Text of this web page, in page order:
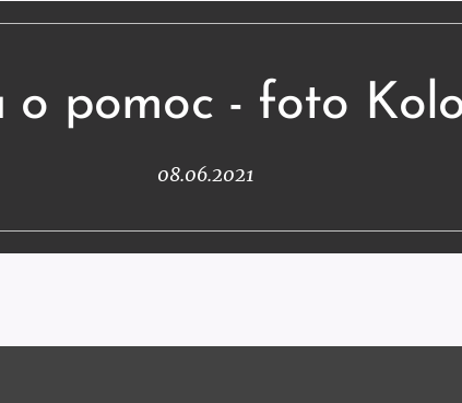
o pomoc - foto
08.06.2021